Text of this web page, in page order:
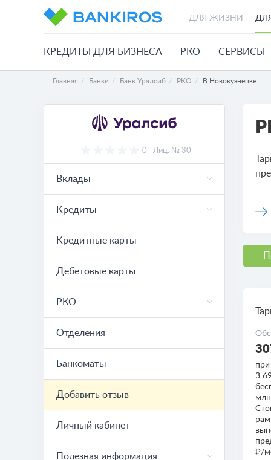
ДЛЯ ЖИЗНИ
КРЕДИТЫ ДЛЯ БИЗНЕСА РКО СЕРВИСЫ
Главная Банки Банк Уралсиб РКО В Новокузнецке
0 Лиц. № 30
Вклады
Кредиты
Кредитные карты
Дебетовые карты
РКО
Отделения
Банкоматы
Добавить отзыв
Личный кабинет
Полезная информация
3
₽/